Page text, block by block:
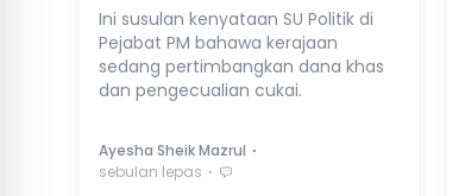
Ini susulan kenyataan SU Politik di
Pejabat PM bahawa kerajaan
sedang pertimbangkan dana khas
dan pengecualian cukai.
Ayesha Sheik Mazrul ⋅
sebulan lepas ⋅